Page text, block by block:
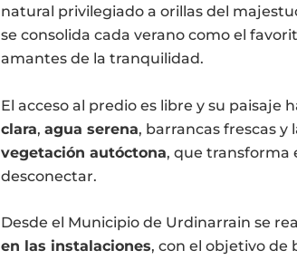
natural privilegiado a orillas del
se consolida cada verano como el
amantes de la tranquilidad.
El acceso al predio es libre y su paisaje
clara, agua serena, barrancas frescas y
vegetación autóctona, que transforma
desconectar.
Desde el Municipio de Urdinarrain se
en las instalaciones, con el objetivo de